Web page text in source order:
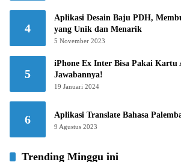
4
Aplikasi Desain Baju PDH,
yang Unik dan Menarik
5 November 2023
5
iPhone Ex Inter Bisa Pakai Kartu
Jawabannya!
19 Januari 2024
6 Aplikasi Translate Bahasa
9 Agustus 2023
Trending Minggu ini